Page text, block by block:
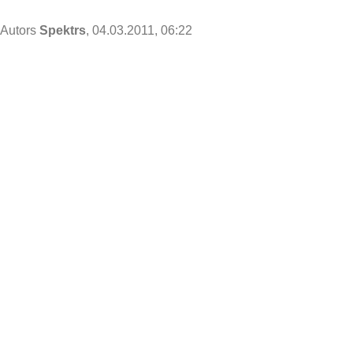
Autors Spektrs, 04.03.2011, 06:22